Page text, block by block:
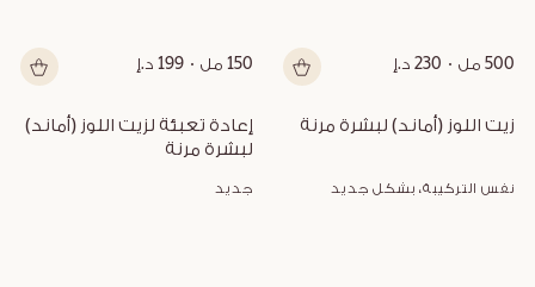
500 مل 230 د.إ 150 مل 199 د.إ
زيت اللوز (أماند) لبشرة مرنة
نفس التركيبة، بشكل جديد
لبشرة مرنة
جديد